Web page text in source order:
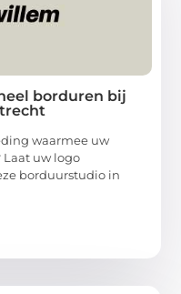
borduren bij
waarmee uw
uw logo
borduurstudio in